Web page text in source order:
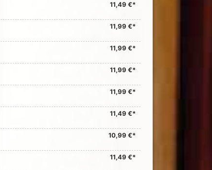
11,49 €*
11,99 €*
11,99 €*
11,99 €*
11,99 €*
11,49 €*
10,99 €*
11,49 €*